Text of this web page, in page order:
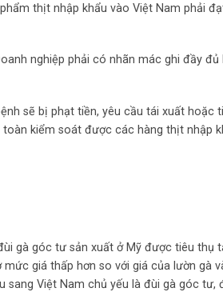
thịt nhập khẩu vào Việt Nam phải
nghiệp phải có nhãn mác ghi đầy đủ
sẽ bị phạt tiền, yêu cầu tái xuất hoặc
kiểm soát được các hàng thịt nhập
gà góc tư sản xuất ở Mỹ được tiêu thụ
giá thấp hơn so với giá của lườn gà
Việt Nam chủ yếu là đùi gà góc tư,